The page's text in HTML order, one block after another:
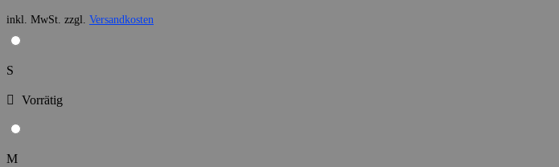
inkl. MwSt. zzgl. Versandkosten
S
Vorrätig
M